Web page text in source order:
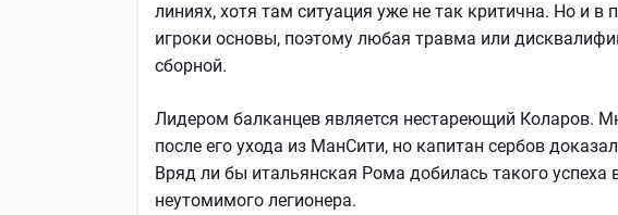
линиях, хотя там ситуация уже не так критична. Но и в
игроки основы, поэтому любая травма или
сборной.
Лидером балканцев является нестареющий Коларов.
после его ухода из МанСити, но капитан сербов
Вряд ли бы итальянская Рома добилась такого успеха
неутомимого легионера.